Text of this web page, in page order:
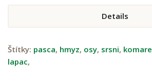
Details
Štítky: pasca, hmyz, osy, srsni, komare
lapac,